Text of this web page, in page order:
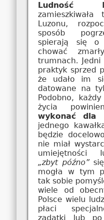
Ludność
zamieszkiwała
Luzonu,
sposób
spierają się o
chować
trumnach.
praktyk sprzed
że udało im
datowane na
Podobno,
życia
wykonać dla
jednego
będzie
nie miał
umiejętności
„zbyt późno”się
mogła w tym
tak sobie
wiele od
Polsce wielu
płaci
zadatki lub po